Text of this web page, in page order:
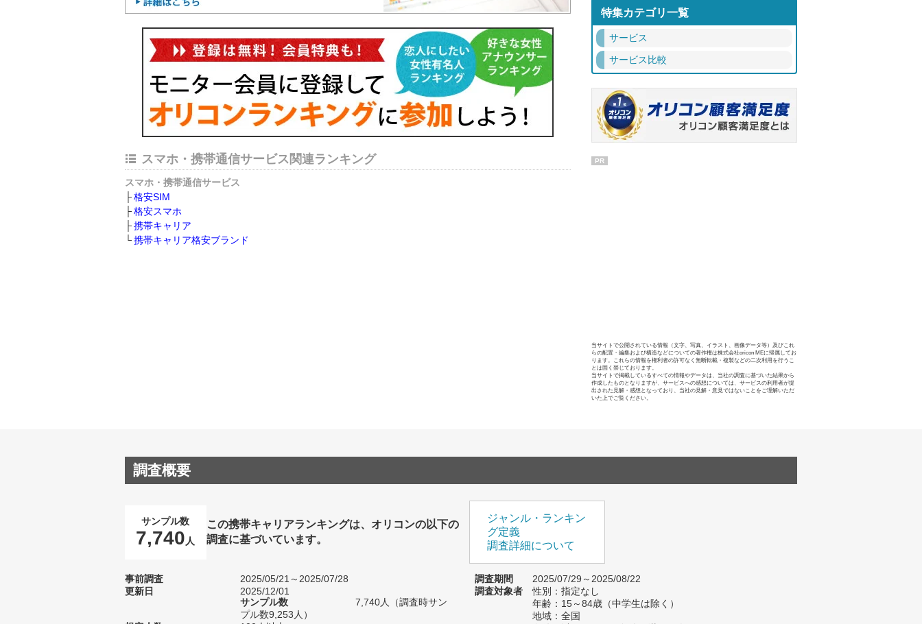
スマホ・携帯通信サービス関連ランキング
スマホ・携帯通信サービス
格安SIM
格安スマホ
携帯キャリア
携帯キャリア格安ブランド
特集カテゴリ一覧
サービス
サービス比較
PR
当サイトで公開されている情報（文字、写真、イラスト、画像データ等）及びこれ
らの配置・編集および構造などについての著作権は株式会社oricon MEに帰属してお
ります。これらの情報を権利者の許可なく無断転載・複製などの二次利用を行うこ
とは固く禁じております。
当サイトで掲載しているすべての情報やデータは、当社の調査に基づいた結果から
作成したものとなりますが、サービスへの感想については、サービスの利用者が提
出された見解・感想となっており、当社の見解・意見ではないことをご理解いただ
いた上でご覧ください。
調査概要
サンプル数
7,740 人
この携帯キャリアランキングは、オリコンの以下の
調査に基づいています。
ジャンル・ランキン
グ定義
調査詳細について
事前調査
2025/05/21～2025/07/28
更新日
2025/12/01
サンプル数
7,740人（調査時サン
プル数9,253人）
調査期間
2025/07/29～2025/08/22
調査対象者
性別：指定なし
年齢：15～84歳（中学生は除く）
地域：全国